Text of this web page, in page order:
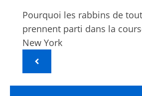
Pourquoi les rabbins de
prennent parti dans la
New York